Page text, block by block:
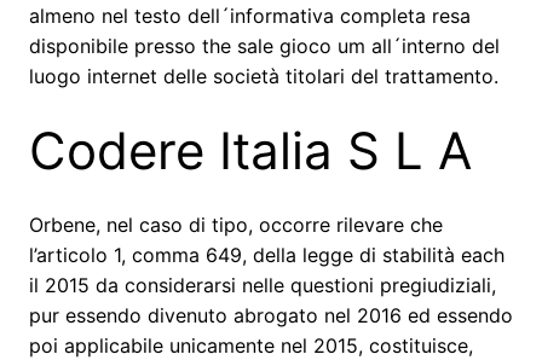
almeno nel testo dell´informativa completa resa
disponibile presso the sale gioco um all´interno del
luogo internet delle società titolari del trattamento.
Codere Italia S L A
Orbene, nel caso di tipo, occorre rilevare che
l’articolo 1, comma 649, della legge di stabilità each
il 2015 da considerarsi nelle questioni pregiudiziali,
pur essendo divenuto abrogato nel 2016 ed essendo
poi applicabile unicamente nel 2015, costituisce,